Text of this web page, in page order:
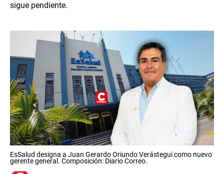
sigue pendiente.
EsSalud designa a Juan Gerardo Oriundo Verástegui como nuevo
gerente general. Composición: Diario Correo.